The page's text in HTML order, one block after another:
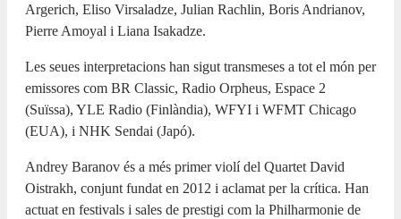
Argerich, Eliso Virsaladze, Julian Rachlin, Boris Andrianov,
Pierre Amoyal i Liana Isakadze.
Les seues interpretacions han sigut transmeses a tot el món per
emissores com BR Classic, Radio Orpheus, Espace 2
(Suïssa), YLE Radio (Finlàndia), WFYI i WFMT Chicago
(EUA), i NHK Sendai (Japó).
Andrey Baranov és a més primer violí del Quartet David
Oistrakh, conjunt fundat en 2012 i aclamat per la crítica. Han
actuat en festivals i sales de prestigi com la Philharmonie de